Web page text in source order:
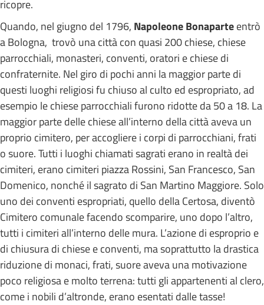
ricopre.
Quando, nel giugno del 1796, Napoleone Bonaparteentrò
a Bologna, trovò una città con quasi 200 chiese, chiese
parrocchiali, monasteri, conventi, oratori e chiese di
confraternite. Nel giro di pochi anni la maggior parte di
questi luoghi religiosi fu chiuso al culto ed espropriato, ad
esempio le chiese parrocchiali furono ridotte da 50 a 18. La
maggior parte delle chiese all’interno della città aveva un
proprio cimitero, per accogliere i corpi di parrocchiani, frati
o suore. Tutti i luoghi chiamati sagrati erano in realtà dei
cimiteri, erano cimiteri piazza Rossini, San Francesco, San
Domenico, nonché il sagrato di San Martino Maggiore. Solo
uno dei conventi espropriati, quello della Certosa, diventò
Cimitero comunale facendo scomparire, uno dopo l’altro,
tutti i cimiteri all’interno delle mura. L’azione di esproprio e
di chiusura di chiese e conventi, ma soprattutto la drastica
riduzione di monaci, frati, suore aveva una motivazione
poco religiosa e molto terrena: tutti gli appartenenti al clero,
come i nobili d’altronde, erano esentati dalle tasse!